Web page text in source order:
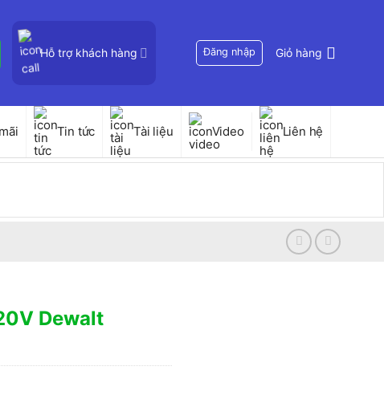
Hỗ trợ khách hàng Đăng nhập Giỏ hàng
Tin tức Tài liệu Video Liên hệ
Dewalt